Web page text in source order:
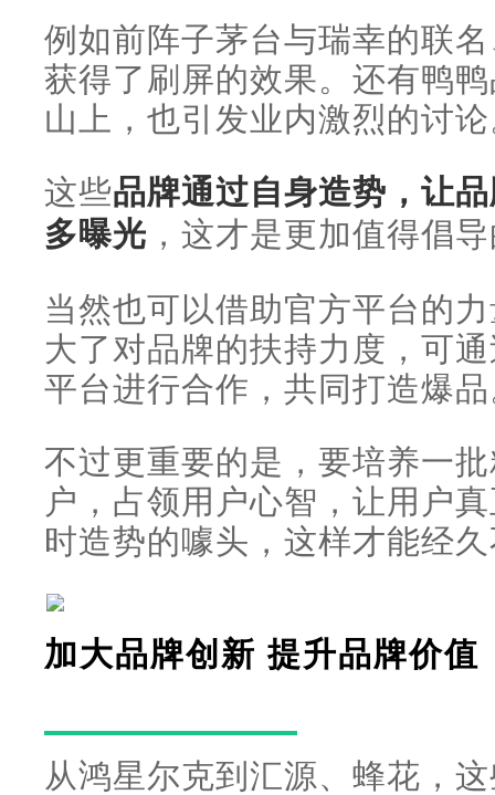
例如前阵子茅台与瑞幸的联
获得了刷屏的效果。还有鸭
山上，也引发业内激烈的讨
这些品牌通过自身造势，让
多曝光 ，这才是更加值得倡
当然也可以借助官方平台的
大了对品牌的扶持力度，可
平台进行合作，共同打造爆
不过更重要的是，要培养一
户，占领用户心智，让用户
时造势的噱头，这样才能经
加大品牌创新 提升品牌价值
从鸿星尔克到汇源、蜂花，